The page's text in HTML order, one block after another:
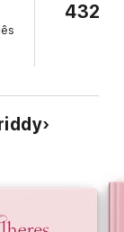
da igreja
de
perto quando
432